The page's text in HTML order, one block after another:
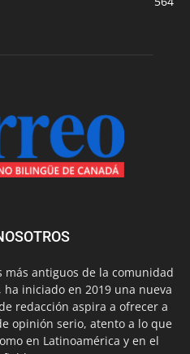
más antiguos de la comunidad
iniciado en 2019 una nueva
redacción aspira a ofrecer a
opinión serio, atento a lo que
en Latinoamérica y en el